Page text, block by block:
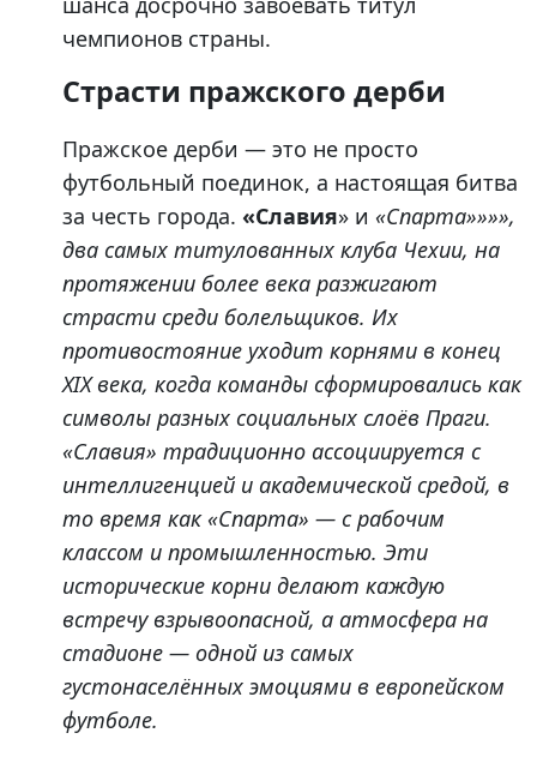
чемпионов страны.
Страсти пражского дерби
Пражское дерби — это не просто
футбольный поединок, а настоящая битва
за честь города. «Славия» и «Спарта»»»»,
два самых титулованных клуба Чехии, на
протяжении более века разжигают
страсти среди болельщиков. Их
противостояние уходит корнями в конец
XIX века, когда команды сформировались как
символы разных социальных слоёв Праги.
«Славия» традиционно ассоциируется с
интеллигенцией и академической средой, в
то время как «Спарта» — с рабочим
классом и промышленностью. Эти
исторические корни делают каждую
встречу взрывоопасной, а атмосфера на
стадионе — одной из самых
густонаселённых эмоциями в европейском
футболе.